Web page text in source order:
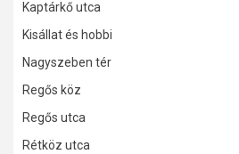
Kaptárkő utca
Kisállat és hobbi
Nagyszeben tér
Regős köz
Regős utca
Rétköz utca